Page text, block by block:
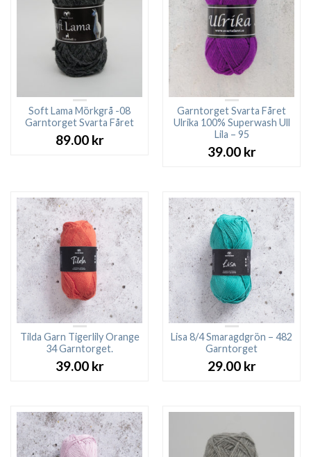
Soft Lama Mörkgrå -08
Garntorget Svarta Fåret
89.00 kr
Garntorget Svarta Fåret
Ulrika 100% Superwash Ull
Lila – 95
39.00 kr
Tilda Garn Tigerlily Orange
34 Garntorget.
39.00 kr
Lisa 8/4 Smaragdgrön – 482
Garntorget
29.00 kr